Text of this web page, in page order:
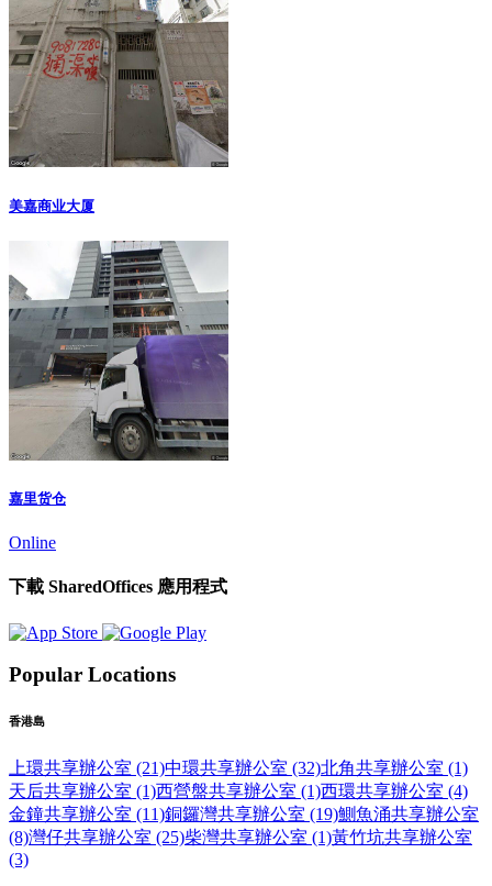
美嘉商业大厦
嘉里货仓
Online
下載 SharedOffices 應用程式
Popular Locations
香港島
上環共享辦公室 (21)中環共享辦公室 (32)北角共享辦公室 (1)
天后共享辦公室 (1)西營盤共享辦公室 (1)西環共享辦公室 (4)
金鐘共享辦公室 (11)銅鑼灣共享辦公室 (19)鰂魚涌共享辦公室
(8)灣仔共享辦公室 (25)柴灣共享辦公室 (1)黃竹坑共享辦公室
(3)